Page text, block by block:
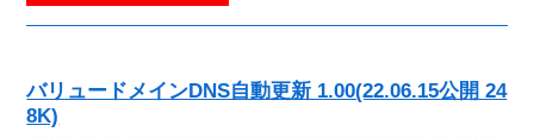
バリュードメインDNS自動更新 1.00(22.06.15公開 24
8K)